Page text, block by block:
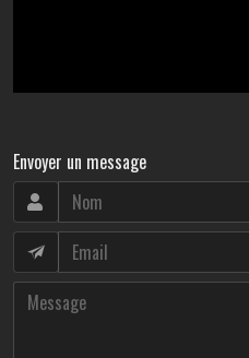
Envoyer un message